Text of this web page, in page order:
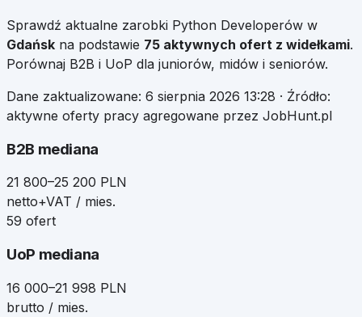
Sprawdź aktualne zarobki Python Developerów w
Gdańsk na podstawie 75 aktywnych ofert z widełkami.
Porównaj B2B i UoP dla juniorów, midów i seniorów.
Dane zaktualizowane: 6 sierpnia 2026 13:28 · Źródło:
aktywne oferty pracy agregowane przez JobHunt.pl
B2B mediana
21 800–25 200 PLN
netto+VAT / mies.
59 ofert
UoP mediana
16 000–21 998 PLN
brutto / mies.